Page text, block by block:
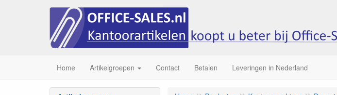
Home Artikelgroepen Contact Betalen Leveringen in Nederland